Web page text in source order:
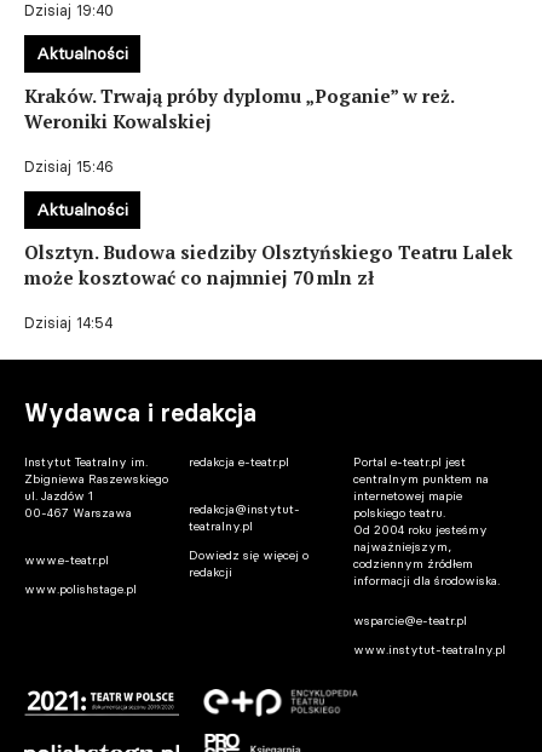
Dzisiaj 19:40
Kraków. Trwają próby dyplomu „Poganie” w reż.
Weroniki Kowalskiej
Dzisiaj 15:46
Aktualności
Olsztyn. Budowa siedziby Olsztyńskiego Teatru Lalek
może kosztować co najmniej 70 mln zł
Dzisiaj 14:54
Aktualności
Wydawca i redakcja
Instytut Teatralny im.
Zbigniewa Raszewskiego
ul. Jazdów 1
00-467 Warszawa
www.e-teatr.pl
www.polishstage.pl
redakcja e-teatr.pl
redakcja@instytut-
teatralny.pl
Dowiedz się więcej o
redakcji
Portal e-teatr.pl jest
centralnym punktem na
internetowej mapie
polskiego teatru.
Od 2004 roku jesteśmy
najważniejszym,
codziennym źródłem
informacji dla środowiska.
wsparcie@e-teatr.pl
www.instytut-teatralny.pl